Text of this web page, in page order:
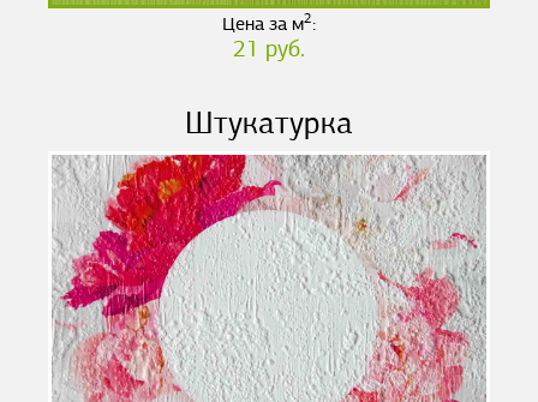
Цена за м2:
21 руб.
Штукатурка